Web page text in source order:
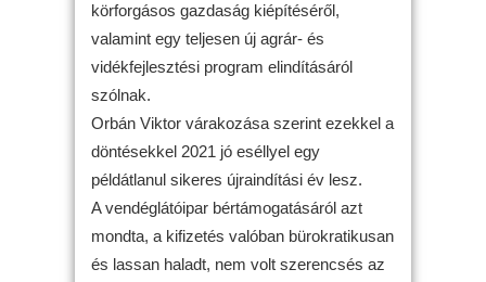
körforgásos gazdaság kiépítéséről,
valamint egy teljesen új agrár- és
vidékfejlesztési program elindításáról
szólnak.
Orbán Viktor várakozása szerint ezekkel a
döntésekkel 2021 jó eséllyel egy
példátlanul sikeres újraindítási év lesz.
A vendéglátóipar bértámogatásáról azt
mondta, a kifizetés valóban bürokratikusan
és lassan haladt, nem volt szerencsés az